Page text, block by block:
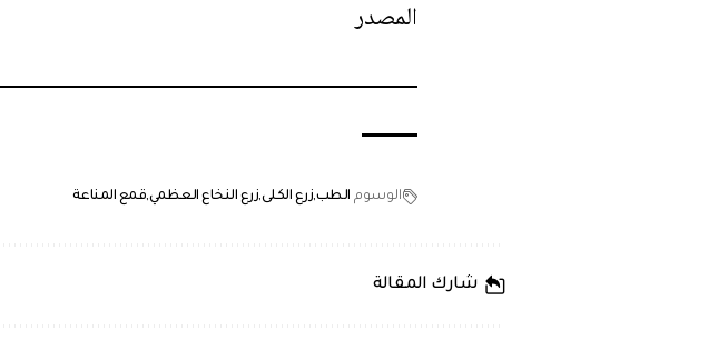
المصدر
الوسوم الطبزرع الكلىزرع النخاع العظميقمع المناعة
شارك المقالة